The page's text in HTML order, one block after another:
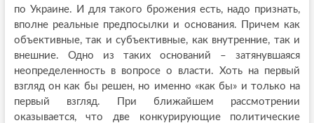
по Украине. И для такого брожения есть, надо признать,
вполне реальные предпосылки и основания. Причем как
объективные, так и субъективные, как внутренние, так и
внешние. Одно из таких оснований – затянувшаяся
неопределенность в вопросе о власти. Хоть на первый
взгляд он как бы решен, но именно «как бы» и только на
первый взгляд. При ближайшем рассмотрении
оказывается, что две конкурирующие политические